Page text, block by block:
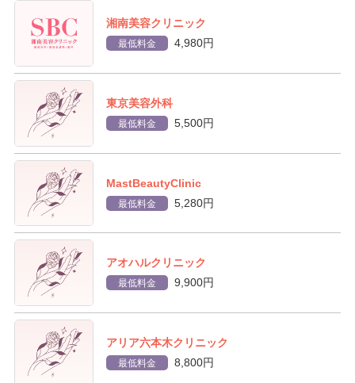
湘南美容クリニック
最低料金 4,980円
東京美容外科
最低料金 5,500円
MastBeautyClinic
最低料金 5,280円
アオハルクリニック
最低料金 9,900円
アリア六本木クリニック
最低料金 8,800円